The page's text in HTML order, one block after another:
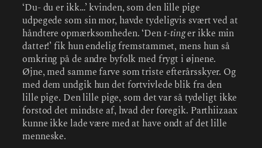
‘Du- du er ikk…’ kvinden, som den lille pige
udpegede som sin mor, havde tydeligvis svært ved at
håndtere opmærksomheden. ‘Den t-tinger ikke min
datter!’ fik hun endelig fremstammet, mens hun så
omkring på de andre byfolk med frygt i øjnene.
Øjne, med samme farve som triste efterårsskyer. Og
med dem undgik hun det fortvivlede blik fra den
lille pige. Den lille pige, som det var så tydeligt ikke
forstod det mindste af, hvad der foregik. Parthiizaax
kunne ikke lade være med at have ondt af det lille
menneske.